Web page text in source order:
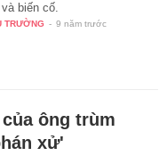
biến cố.
TRƯỜNG - 9 năm trước
ông trùm
xử'